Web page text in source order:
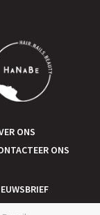
ONS
ONS